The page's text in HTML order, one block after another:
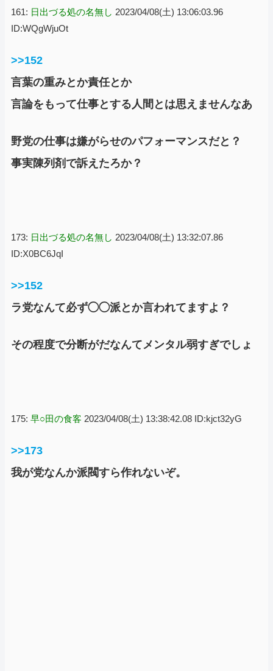
161: 日出づる処の名無し 2023/04/08(土) 13:06:03.96
ID:WQgWjuOt
>>152
言葉の重みとか責任とか
言論をもって仕事とする人間とは思えませんなあ
野党の仕事は嫌がらせのパフォーマンスだと？
事実陳列剤で訴えたろか？
173: 日出づる処の名無し 2023/04/08(土) 13:32:07.86
ID:X0BC6JqI
>>152
ラ党なんて必ず◯◯派とか言われてますよ？
その程度で分断がだなんてメンタル弱すぎでしょ
175: 早○田の食客 2023/04/08(土) 13:38:42.08 ID:kjct32yG
>>173
我が党なんか派閥すら作れないぞ。